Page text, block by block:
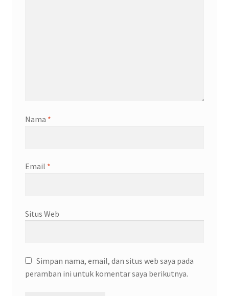
Nama *
Email *
Situs Web
Simpan nama, email, dan situs web saya pada
peramban ini untuk komentar saya berikutnya.